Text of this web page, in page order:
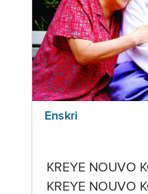
Enskri
KREYE NOUVO
KREYE NOUVO